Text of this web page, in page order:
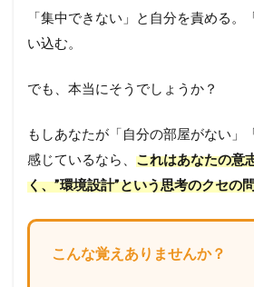
「集中できない」と自分を責める。
い込む。
でも、本当にそうでしょうか？
もしあなたが「自分の部屋がない」
感じているなら、 これはあなたの意
く、”環境設計”という思考のクセの
こんな覚えありませんか？